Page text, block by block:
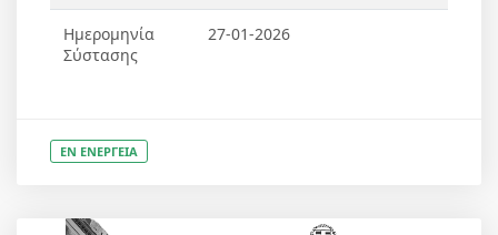
Ημερομηνία
Σύστασης
27-01-2026
ΕΝ ΕΝΕΡΓΕΙΑ